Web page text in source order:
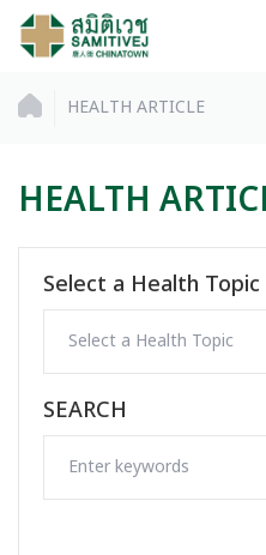
HEALTH ARTICLE
HEALTH
Select a Health Topic
Select a Health Topic
SEARCH